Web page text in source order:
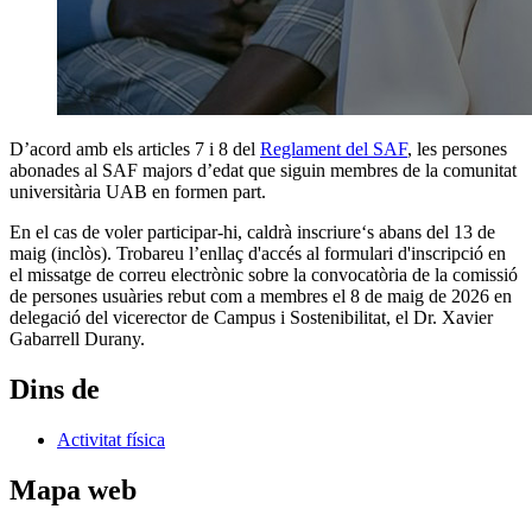
D’acord amb els articles 7 i 8 del Reglament del SAF, les persones
abonades al SAF majors d’edat que siguin membres de la comunitat
universitària UAB en formen part.
En el cas de voler participar-hi, caldrà inscriure‘s abans del 13 de
maig (inclòs). Trobareu l’enllaç d'accés al formulari d'inscripció en
el missatge de correu electrònic sobre la convocatòria de la comissió
de persones usuàries rebut com a membres el 8 de maig de 2026 en
delegació del vicerector de Campus i Sostenibilitat, el Dr. Xavier
Gabarrell Durany.
Dins de
Activitat física
Mapa web